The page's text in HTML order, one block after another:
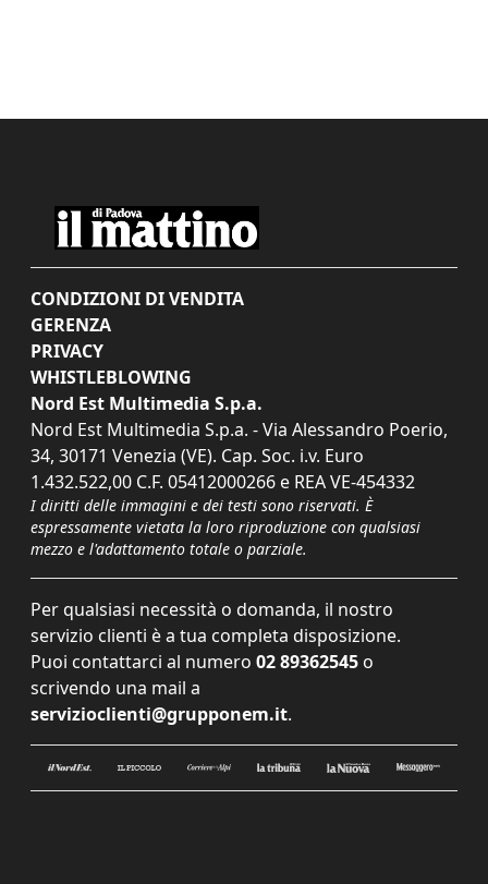
CONDIZIONI DI VENDITA
GERENZA
PRIVACY
WHISTLEBLOWING
Nord Est Multimedia S.p.a.
Nord Est Multimedia S.p.a. - Via Alessandro Poerio,
34, 30171 Venezia (VE). Cap. Soc. i.v. Euro
1.432.522,00 C.F. 05412000266 e REA VE-454332
I diritti delle immagini e dei testi sono riservati. È
espressamente vietata la loro riproduzione con qualsiasi
mezzo e l'adattamento totale o parziale.
Per qualsiasi necessità o domanda, il nostro
servizio clienti è a tua completa disposizione.
Puoi contattarci al numero 02 89362545 o
scrivendo una mail a
servizioclienti@grupponem.it.